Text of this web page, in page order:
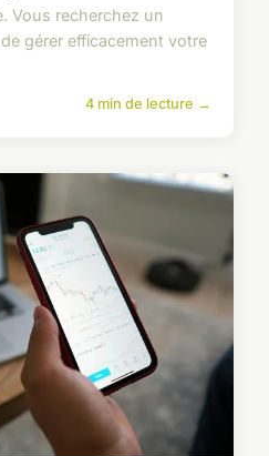
Vous recherchez un
gérer efficacement votre
4 min de lecture →